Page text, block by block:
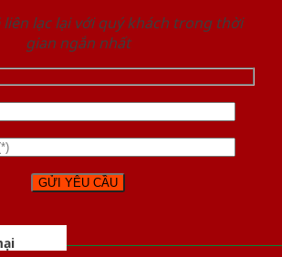
liên lạc lại với quý khách trong thời
gian ngắn nhất